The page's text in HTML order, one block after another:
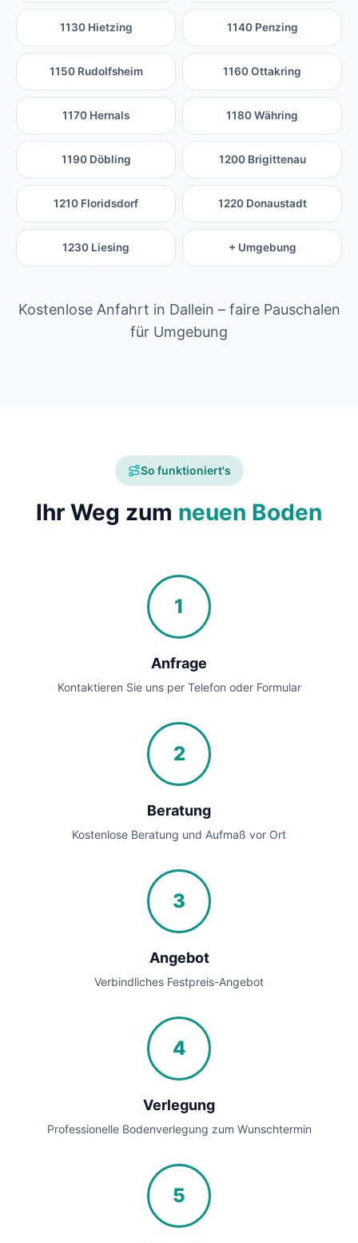
1130 Hietzing 1140 Penzing
1150 Rudolfsheim 1160 Ottakring
1170 Hernals 1180 Währing
1190 Döbling 1200 Brigittenau
1210 Floridsdorf 1220 Donaustadt
1230 Liesing + Umgebung
Kostenlose Anfahrt in Dallein – faire Pauschalen
für Umgebung
So funktioniert's
Ihr Weg zum neuen Boden
1
Anfrage
Kontaktieren Sie uns per Telefon oder Formular
2
Beratung
Kostenlose Beratung und Aufmaß vor Ort
3
Angebot
Verbindliches Festpreis-Angebot
4
Verlegung
Professionelle Bodenverlegung zum Wunschtermin
5